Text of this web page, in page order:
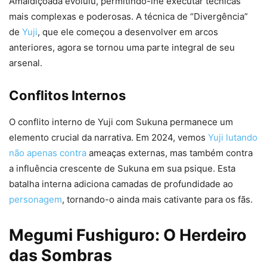
mais complexas e poderosas. A técnica de “Divergência”
de Yuji, que ele começou a desenvolver em arcos
anteriores, agora se tornou uma parte integral de seu
arsenal.
Conflitos Internos
O conflito interno de Yuji com Sukuna permanece um
elemento crucial da narrativa. Em 2024, vemos Yuji lutando
não apenas contra ameaças externas, mas também contra
a influência crescente de Sukuna em sua psique. Esta
batalha interna adiciona camadas de profundidade ao
personagem, tornando-o ainda mais cativante para os fãs.
Megumi Fushiguro: O Herdeiro
das Sombras